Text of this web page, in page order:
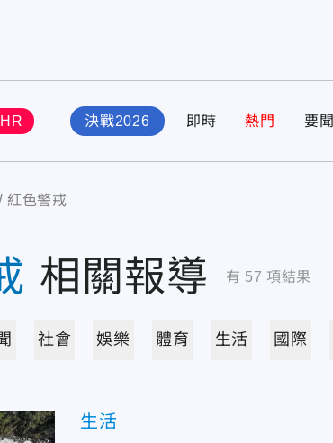
決戰2026 即時 熱門 要聞
紅色警戒
相關報導 有 57 項結果
社會 娛樂 體育 生活 國際
生活